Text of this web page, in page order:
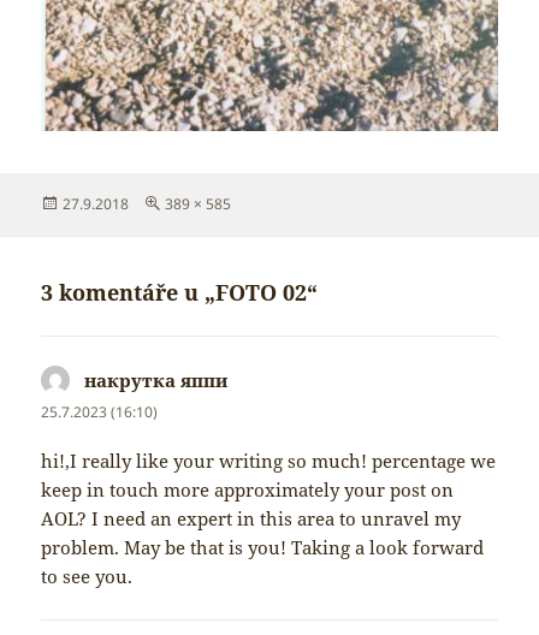
Publikováno:
27.9.2018
Původní
389 × 585
3 komentáře u „FOTO 02“
накрутка яппи
25.7.2023 (16:10)
hi!,I really like your writing so much! percentage we
keep in touch more approximately your post on
AOL? I need an expert in this area to unravel my
problem. May be that is you! Taking a look forward
to see you.